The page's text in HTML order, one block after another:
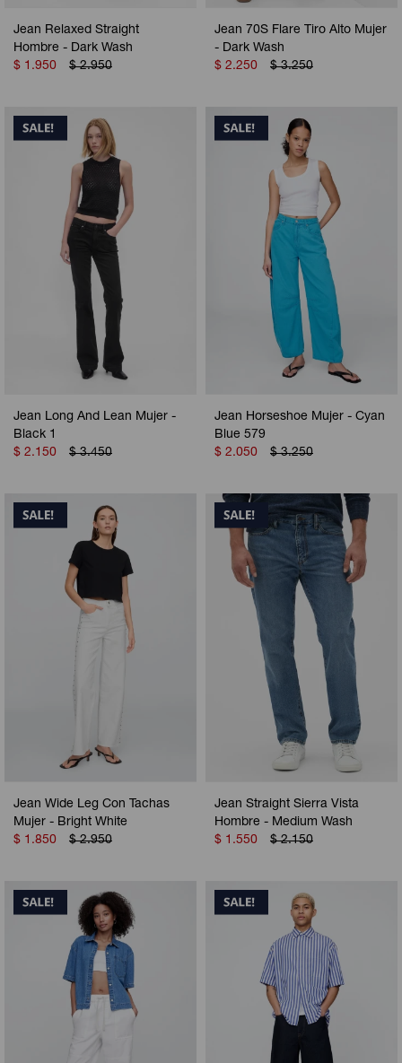
Jean Relaxed Straight
Hombre - Dark Wash
$ 1.950 $ 2.950
Jean 70S Flare Tiro Alto Mujer
- Dark Wash
$ 2.250 $ 3.250
Jean Long And Lean Mujer -
Black 1
$ 2.150 $ 3.450
Jean Horseshoe Mujer - Cyan
Blue 579
$ 2.050 $ 3.250
Jean Wide Leg Con Tachas
Mujer - Bright White
$ 1.850 $ 2.950
Jean Straight Sierra Vista
Hombre - Medium Wash
$ 1.550 $ 2.150